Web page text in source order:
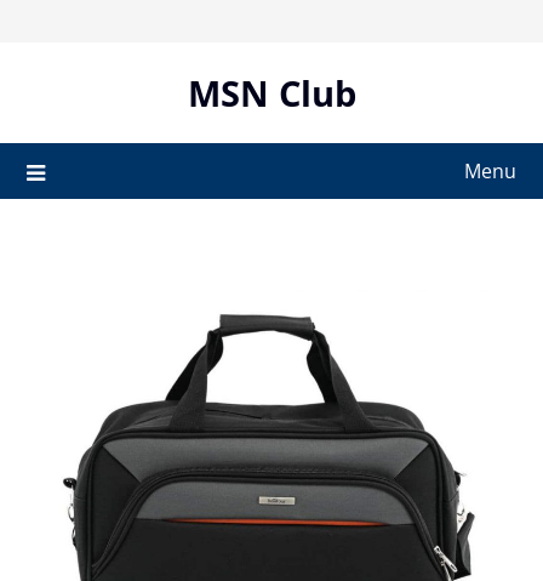
MSN Club
Menu